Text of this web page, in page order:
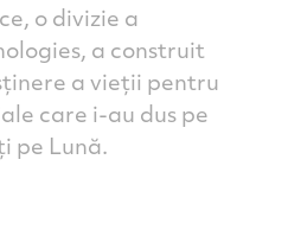
o divizie a
a construit
a vieții pentru
care i-au dus pe
pe Lună.